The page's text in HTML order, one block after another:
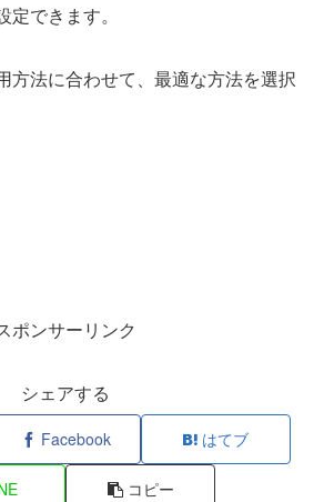
できます。
方法に合わせて、最適な方法を選択
ポンサーリンク
シェアする
Facebook はてブ
コピー